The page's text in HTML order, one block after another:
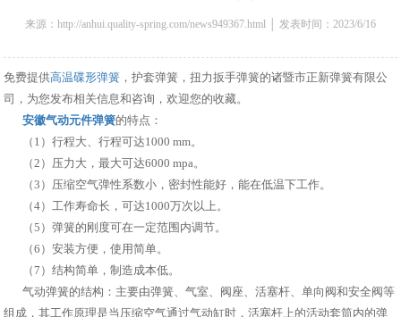
来源：http://anhui.quality-spring.com/news949367.html │ 发表时间：2023/6/16
免费提供高温碟形弹簧 ，护套弹簧，扭力扳手弹簧的诸暨市正新弹簧有限公
司，为您发布相关信息和咨询，欢迎您的收藏。
安徽气动元件弹簧的特点：
（1）行程大、行程可达1000 mm。
（2）压力大，最大可达6000 mpa。
（3）压缩空气弹性系数小，密封性能好，能在低温下工作。
（4）工作寿命长，可达1000万次以上。
（5）弹簧的刚度可在一定范围内调节。
（6）安装方便，使用简单。
（7）结构简单，制造成本低。
气动弹簧的结构：主要由弹簧、气室、阀座、活塞杆、单向阀和安全阀等
组成，其工作原理是当压缩空气通过气动缸时，活塞杆上的活动套筒内的弹